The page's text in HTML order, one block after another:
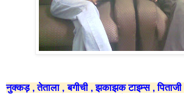
नुक्कड़ ,तेताला ,बगीची,झकाझक टाइम्स ,पिताजी